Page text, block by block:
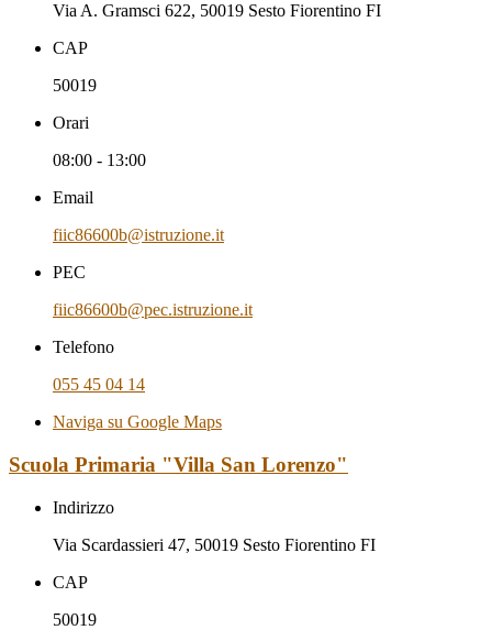
Via A. Gramsci 622, 50019 Sesto Fiorentino FI
CAP
50019
Orari
08:00 - 13:00
Email
fiic86600b@istruzione.it
PEC
fiic86600b@pec.istruzione.it
Telefono
055 45 04 14
Naviga su Google Maps
Scuola Primaria "Villa San Lorenzo"
Indirizzo
Via Scardassieri 47, 50019 Sesto Fiorentino FI
CAP
50019